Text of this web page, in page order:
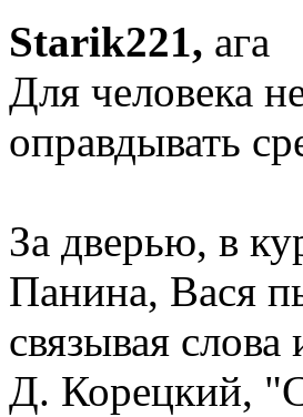
Starik221, ага
Для человека
оправдывать
За дверью, в
Панина, Вася
связывая
Д. Корецкий,